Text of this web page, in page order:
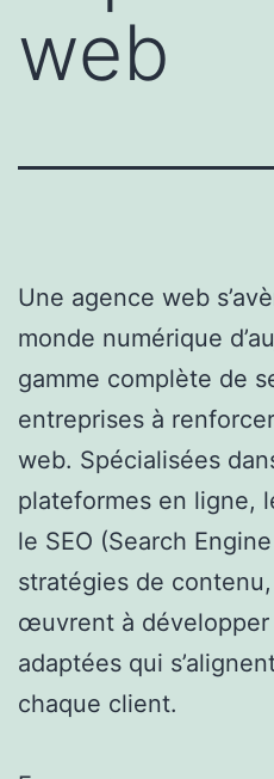
web
Une agence web
monde numérique
gamme complète de
entreprises à
web. Spécialisées
plateformes en ligne,
le SEO (Search
stratégies de
œuvrent à développer
adaptées qui
chaque client.